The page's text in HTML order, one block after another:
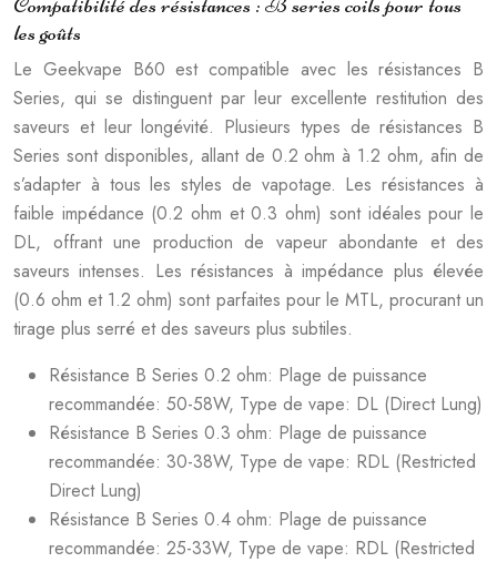
les goûts
Le Geekvape B60 est compatible avec les résistances B
Series, qui se distinguent par leur excellente restitution des
saveurs et leur longévité. Plusieurs types de résistances B
Series sont disponibles, allant de 0.2 ohm à 1.2 ohm, afin de
s’adapter à tous les styles de vapotage. Les résistances à
faible impédance (0.2 ohm et 0.3 ohm) sont idéales pour le
DL, offrant une production de vapeur abondante et des
saveurs intenses. Les résistances à impédance plus élevée
(0.6 ohm et 1.2 ohm) sont parfaites pour le MTL, procurant un
tirage plus serré et des saveurs plus subtiles.
Résistance B Series 0.2 ohm: Plage de puissance
recommandée: 50-58W, Type de vape: DL (Direct Lung)
Résistance B Series 0.3 ohm: Plage de puissance
recommandée: 30-38W, Type de vape: RDL (Restricted
Direct Lung)
Résistance B Series 0.4 ohm: Plage de puissance
recommandée: 25-33W, Type de vape: RDL (Restricted